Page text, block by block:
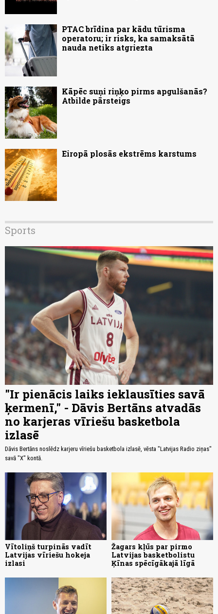
PTAC brīdina par kādu tūrisma
operatoru; ir risks, ka samaksātā
nauda netiks atgriezta
Kāpēc suņi riņķo pirms apgulšanās?
Atbilde pārsteigs
Eiropā plosās ekstrēms karstums
Sports
"Ir pienācis laiks ieklausīties savā
ķermenī," - Dāvis Bertāns atvadās
no karjeras vīriešu basketbola
izlasē
Dāvis Bertāns noslēdz karjeru vīriešu basketbola izlasē, vēsta "Latvijas Radio ziņas"
savā "X" kontā.
Vītoliņš turpinās vadīt
Latvijas vīriešu hokeja
izlasi
Žagars kļūs par pirmo
Latvijas basketbolistu
Ķīnas spēcīgākajā līgā